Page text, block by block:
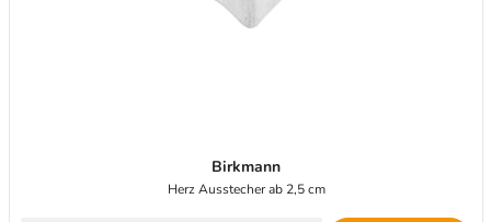
Birkmann
Herz Ausstecher ab 2,5 cm